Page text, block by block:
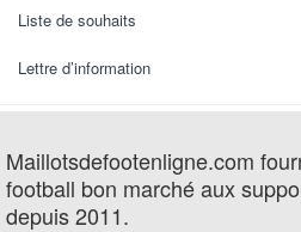
Liste de souhaits
Lettre d’information
Maillotsdefootenligne.com
football bon marché aux
depuis 2011.